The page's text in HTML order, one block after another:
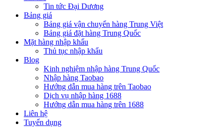
Tin tức Đại Dương
Bảng giá
Bảng giá vận chuyển hàng Trung Việt
Bảng giá đặt hàng Trung Quốc
Mặt hàng nhập khẩu
Thủ tục nhập khẩu
Blog
Kinh nghiệm nhập hàng Trung Quốc
Nhập hàng Taobao
Hướng dẫn mua hàng trên Taobao
Dịch vụ nhập hàng 1688
Hướng dẫn mua hàng trên 1688
Liên hệ
Tuyển dụng